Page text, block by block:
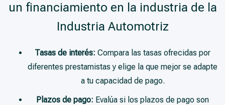
un financiamiento en la industria de la
Industria Automotriz
Tasas de interés: Compara las tasas ofrecidas por
diferentes prestamistas y elige la que mejor se adapte
a tu capacidad de pago.
Plazos de pago: Evalúa si los plazos de pago son